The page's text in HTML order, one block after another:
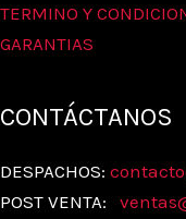
TERMINO Y
GARANTIAS
CONTÁCTANOS
DESPACHOS:
POST VENTA: